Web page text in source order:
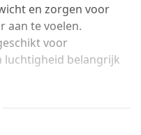
en zorgen voor
aan te voelen.
voor
luchtigheid belangrijk